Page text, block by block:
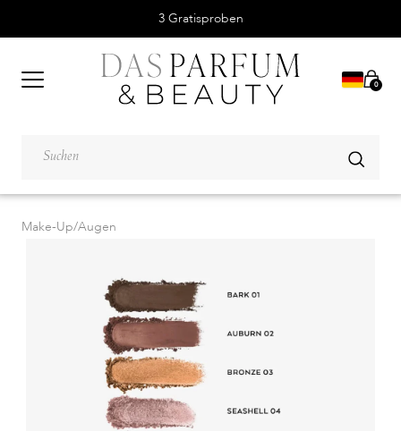
3 Gratisproben
0
Make-Up/Augen